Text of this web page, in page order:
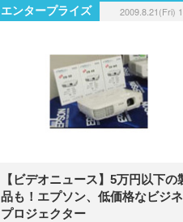
エンタープライズ 2009.8.21(Fri)
【ビデオニュース】5万円以下の
品も！エプソン、低価格なビジ
プロジェクター